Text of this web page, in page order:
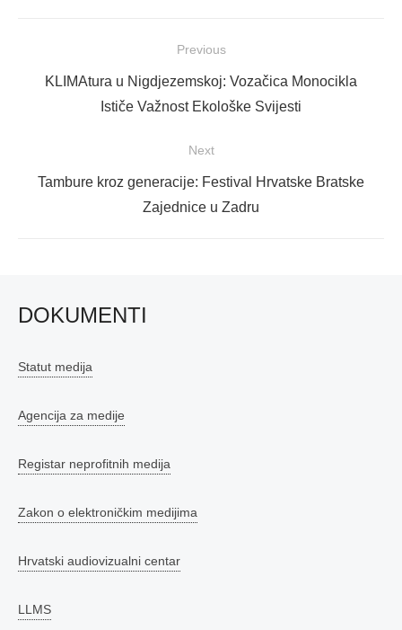
objava
Previous
Previous
KLIMAtura u Nigdjezemskoj: Vozačica Monocikla
Ističe Važnost Ekološke Svijesti
Next
Next
Tambure kroz generacije: Festival Hrvatske Bratske
Zajednice u Zadru
DOKUMENTI
Statut medija
Agencija za medije
Registar neprofitnih medija
Zakon o elektroničkim medijima
Hrvatski audiovizualni centar
LLMS